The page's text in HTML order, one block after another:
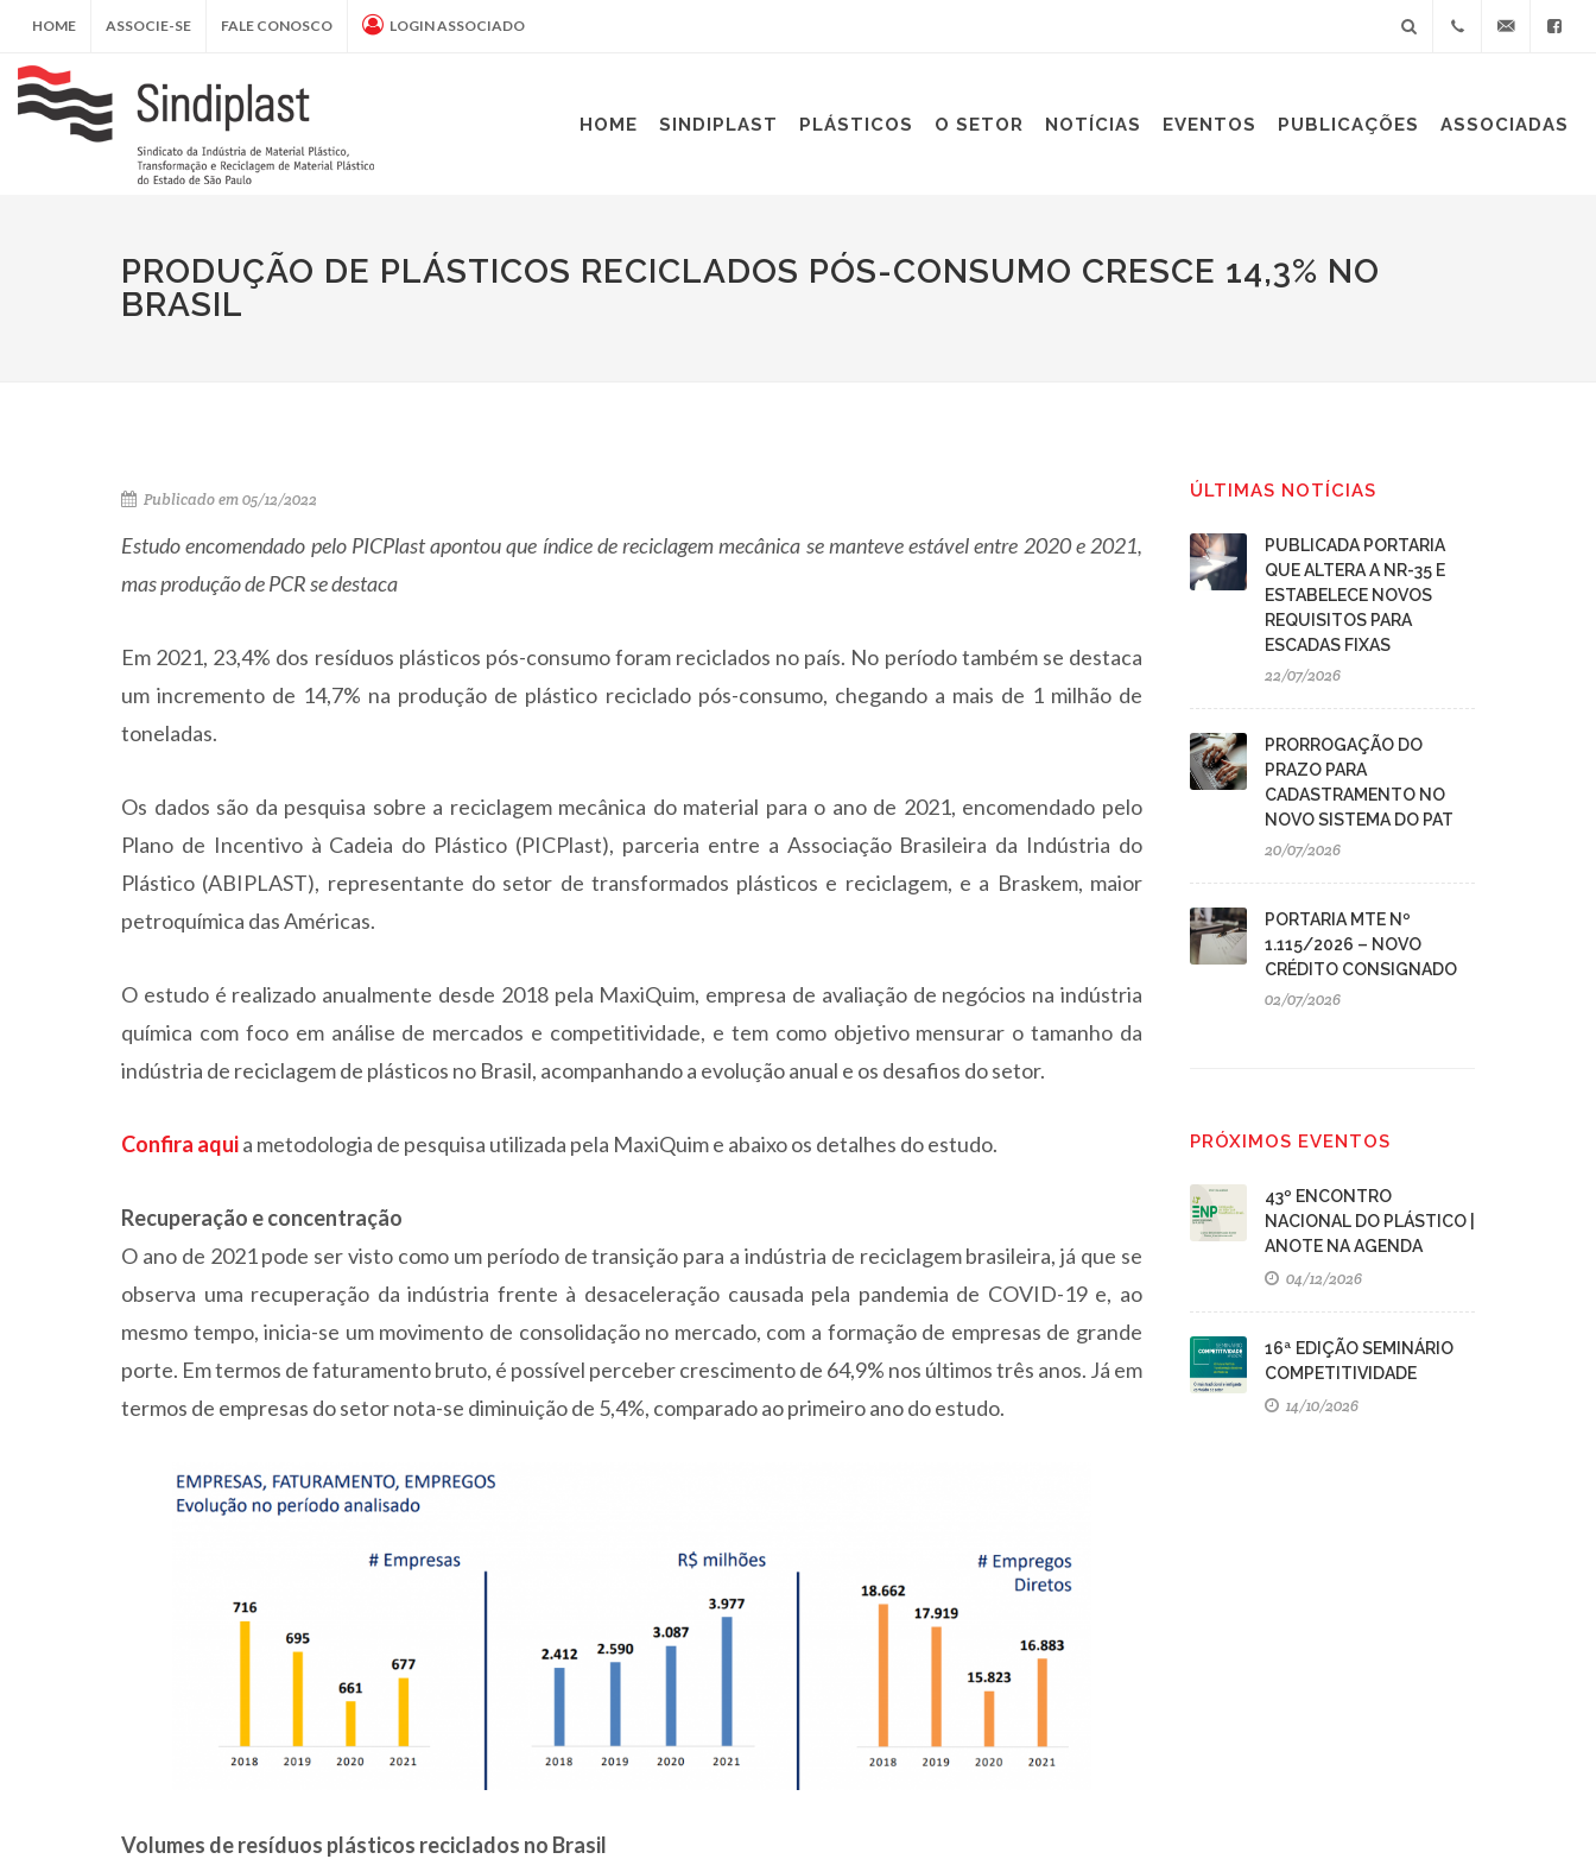
HOME ASSOCIE-SE FALE CONOSCO LOGIN ASSOCIADO
3060-
HOME SINDIPLAST PLÁSTICOS O SETOR NOTÍCIAS EVENTOS PUBLICAÇÕES ASSOCIADAS
PRODUÇÃO DE PLÁSTICOS RECICLADOS PÓS-CONSUMO CRESCE 14,3% NO
BRASIL
Publicado em 05/12/2022
Estudo encomendado pelo PICPlast apontou que índice de reciclagem mecânica se manteve estável entre 2020 e 2021,
mas produção de PCR se destaca
Em 2021, 23,4% dos resíduos plásticos pós-consumo foram reciclados no país. No período também se destaca
um incremento de 14,7% na produção de plástico reciclado pós-consumo, chegando a mais de 1 milhão de
toneladas.
Os dados são da pesquisa sobre a reciclagem mecânica do material para o ano de 2021, encomendado pelo
Plano de Incentivo à Cadeia do Plástico (PICPlast), parceria entre a Associação Brasileira da Indústria do
Plástico (ABIPLAST), representante do setor de transformados plásticos e reciclagem, e a Braskem, maior
petroquímica das Américas.
O estudo é realizado anualmente desde 2018 pela MaxiQuim, empresa de avaliação de negócios na indústria
química com foco em análise de mercados e competitividade, e tem como objetivo mensurar o tamanho da
indústria de reciclagem de plásticos no Brasil, acompanhando a evolução anual e os desafios do setor.
Confira aquia metodologia de pesquisa utilizada pela MaxiQuim e abaixo os detalhes do estudo.
Recuperação e concentração
O ano de 2021 pode ser visto como um período de transição para a indústria de reciclagem brasileira, já que se
observa uma recuperação da indústria frente à desaceleração causada pela pandemia de COVID-19 e, ao
mesmo tempo, inicia-se um movimento de consolidação no mercado, com a formação de empresas de grande
porte. Em termos de faturamento bruto, é possível perceber crescimento de 64,9% nos últimos três anos. Já em
termos de empresas do setor nota-se diminuição de 5,4%, comparado ao primeiro ano do estudo.
Volumes de resíduos plásticos reciclados no Brasil
ÚLTIMAS NOTÍCIAS
PUBLICADA PORTARIA
QUE ALTERA A NR-35 E
ESTABELECE NOVOS
REQUISITOS PARA
ESCADAS FIXAS
22/07/2026
PRORROGAÇÃO DO
PRAZO PARA
CADASTRAMENTO NO
NOVO SISTEMA DO PAT
20/07/2026
PORTARIA MTE Nº
1.115/2026 – NOVO
CRÉDITO CONSIGNADO
02/07/2026
PRÓXIMOS EVENTOS
43º ENCONTRO
NACIONAL DO PLÁSTICO |
ANOTE NA AGENDA
04/12/2026
16ª EDIÇÃO SEMINÁRIO
COMPETITIVIDADE
14/10/2026